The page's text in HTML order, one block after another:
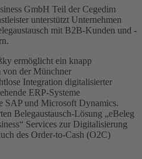
GmbH Teil der Cegedim
unterstützt Unternehmen
mit B2B-Kunden und -
ermöglicht ein knapp
von der Münchner
Integration digitalisierter
ERP-Systeme
SAP und Microsoft Dynamics.
Belegaustausch-Lösung „eBeleg
Services zur Digitalisierung
des Order-to-Cash (O2C)